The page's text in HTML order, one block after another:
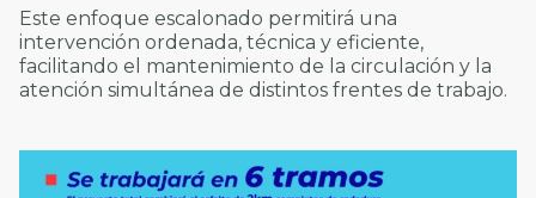
Este enfoque escalonado permitirá una
intervención ordenada, técnica y eficiente,
facilitando el mantenimiento de la circulación y la
atención simultánea de distintos frentes de trabajo.